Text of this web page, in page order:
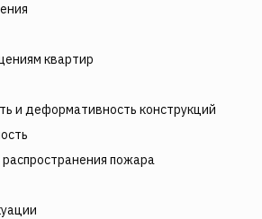
квартир
и деформативность конструкций
пожара